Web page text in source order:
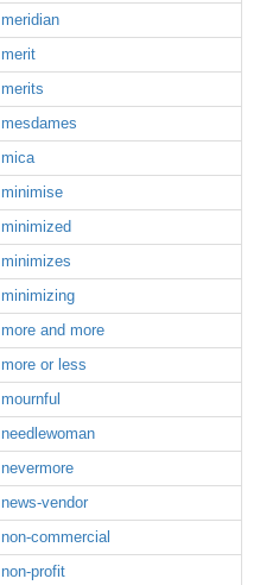
meridian
merit
merits
mesdames
mica
minimise
minimized
minimizes
minimizing
more and more
more or less
mournful
needlewoman
nevermore
news-vendor
non-commercial
non-profit